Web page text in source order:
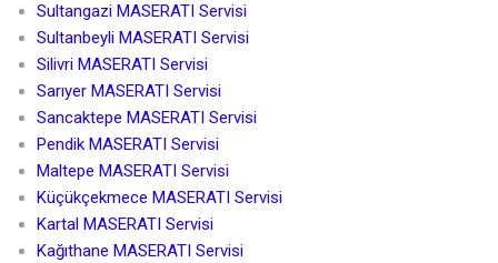
Sultangazi MASERATI Servisi
Sultanbeyli MASERATI Servisi
Silivri MASERATI Servisi
Sarıyer MASERATI Servisi
Sancaktepe MASERATI Servisi
Pendik MASERATI Servisi
Maltepe MASERATI Servisi
Küçükçekmece MASERATI Servisi
Kartal MASERATI Servisi
Kağıthane MASERATI Servisi